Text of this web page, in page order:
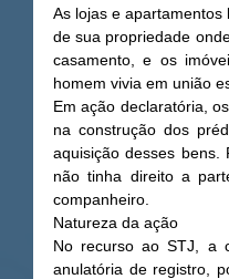
As lojas e
de sua propriedade
casamento, e os
homem vivia em união
Em ação declaratória,
na construção dos
aquisição desses
não tinha direito a
companheiro.
Natureza da ação
No recurso ao STJ, a
anulatória de registro,